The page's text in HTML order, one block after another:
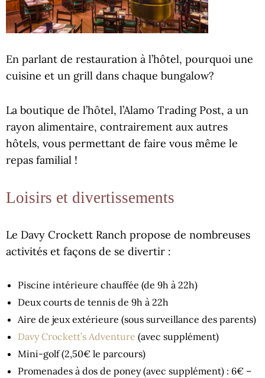
En parlant de restauration à l’hôtel, pourquoi une
cuisine et un grill dans chaque bungalow?
La boutique de l’hôtel, l’Alamo Trading Post, a un
rayon alimentaire, contrairement aux autres
hôtels, vous permettant de faire vous même le
repas familial !
Loisirs et divertissements
Le Davy Crockett Ranch propose de nombreuses
activités et façons de se divertir :
Piscine intérieure chauffée (de 9h à 22h)
Deux courts de tennis de 9h à 22h
Aire de jeux extérieure (sous surveillance des parents)
Davy Crockett’s Adventure (avec supplément)
Mini-golf (2,50€ le parcours)
Promenades à dos de poney (avec supplément) : 6€ –